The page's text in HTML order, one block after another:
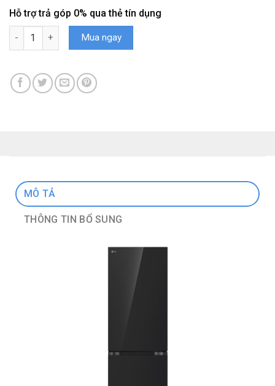
Hỗ trợ trả góp 0% qua thẻ tín dụng
Tủ lạnh LG Inverter 335 lít LBB33BLGA số lượng
Mua ngay
MÔ TẢ
THÔNG TIN BỔ SUNG